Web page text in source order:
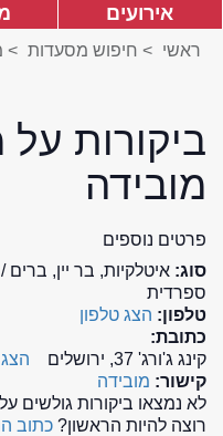
אירועים
ראשי > חיפוש מסעדות >
ביקורות
מובידה
פרטים נוספים
סוג: איטלקיות, בר יין,
ספרדית
טלפון: הצג טלפון
כתובת:
קינג ג'ורג' 37, ירושלים
קישור: מובידה
לא נמצאו ביקורות גולשים
רוצה להיות הראשון? כתוב